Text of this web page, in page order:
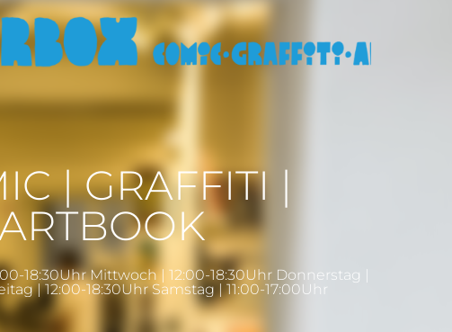
| GRAFFITI |
18:30Uhr Mittwoch | 12:00-18:30Uhr Donnerstag |
| 12:00-18:30Uhr Samstag | 11:00-17:00Uhr